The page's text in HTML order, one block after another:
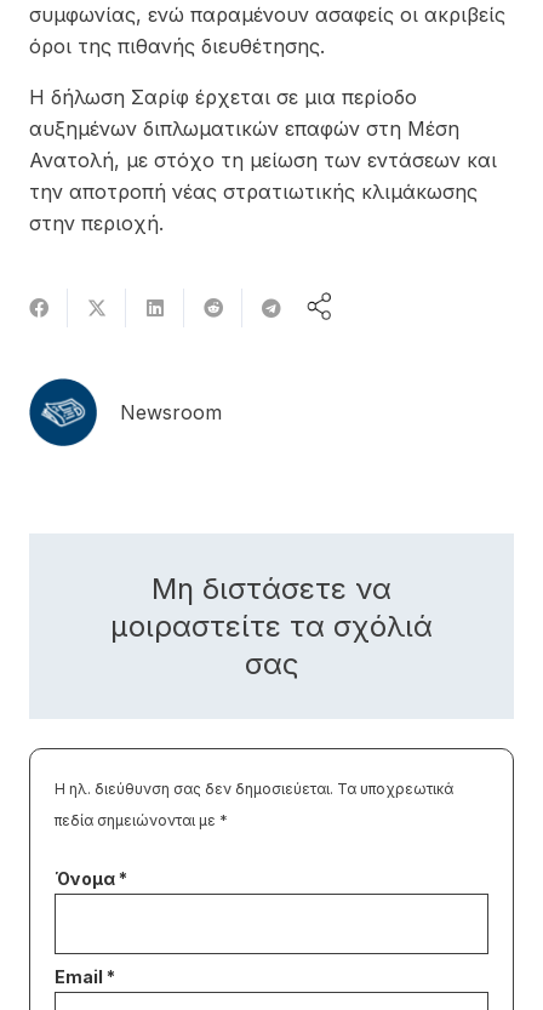
συμφωνίας, ενώ παραμένουν ασαφείς οι ακριβείς
όροι της πιθανής διευθέτησης.
Η δήλωση Σαρίφ έρχεται σε μια περίοδο
αυξημένων διπλωματικών επαφών στη Μέση
Ανατολή, με στόχο τη μείωση των εντάσεων και
την αποτροπή νέας στρατιωτικής κλιμάκωσης
στην περιοχή.
Newsroom
Μη διστάσετε να
μοιραστείτε τα σχόλιά
σας
Η ηλ. διεύθυνση σας δεν δημοσιεύεται. Τα υποχρεωτικά
πεδία σημειώνονται με *